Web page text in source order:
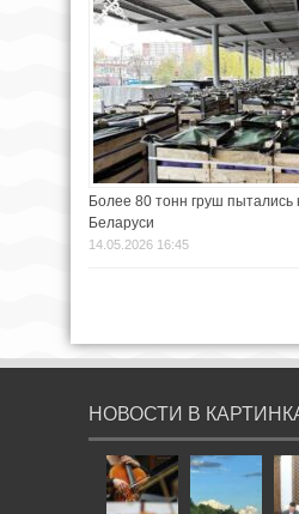
Более 80 тонн груш пытались
Беларуси
14.05.2026 16:45
НОВОСТИ В